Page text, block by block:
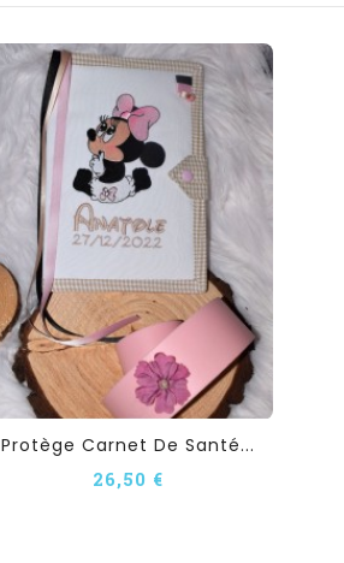
Protège Carnet De Santé...
26,50 €